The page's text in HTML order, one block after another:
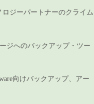
ロジーパートナーのクライム
ジへのバックアップ・ツー
向けバックアップ、アー